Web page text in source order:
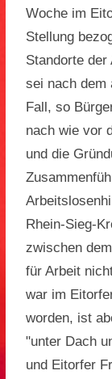
Woche im
Stellung
Standorte
sei nach dem
Fall, so
nach wie vor
und die
Rhein-Sieg-
zwischen
für Arbeit
war im
worden, ist
"unter Dach
und Eitorfer